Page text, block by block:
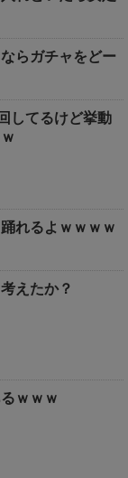
らガチャをどー
してるけど挙動
れるよｗｗｗｗ
えたか？
ｗｗｗ